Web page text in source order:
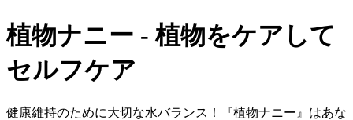
植物ナニー -植物をケアして
セルフケア
健康維持のために大切な水バランス！『植物ナニー』はあな